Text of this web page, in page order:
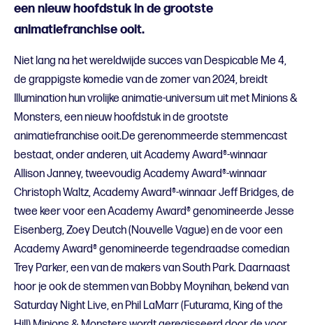
een nieuw hoofdstuk in de grootste
animatiefranchise ooit.
Niet lang na het wereldwijde succes van Despicable Me 4,
de grappigste komedie van de zomer van 2024, breidt
Illumination hun vrolijke animatie-universum uit met Minions &
Monsters, een nieuw hoofdstuk in de grootste
animatiefranchise ooit.De gerenommeerde stemmencast
bestaat, onder anderen, uit Academy Award®-winnaar
Allison Janney, tweevoudig Academy Award®-winnaar
Christoph Waltz, Academy Award®-winnaar Jeff Bridges, de
twee keer voor een Academy Award® genomineerde Jesse
Eisenberg, Zoey Deutch (Nouvelle Vague) en de voor een
Academy Award® genomineerde tegendraadse comedian
Trey Parker, een van de makers van South Park. Daarnaast
hoor je ook de stemmen van Bobby Moynihan, bekend van
Saturday Night Live, en Phil LaMarr (Futurama, King of the